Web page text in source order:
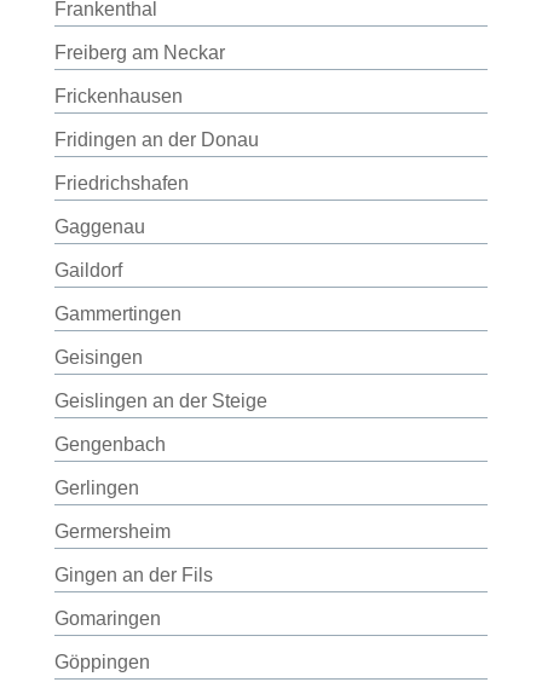
Frankenthal
Freiberg am Neckar
Frickenhausen
Fridingen an der Donau
Friedrichshafen
Gaggenau
Gaildorf
Gammertingen
Geisingen
Geislingen an der Steige
Gengenbach
Gerlingen
Germersheim
Gingen an der Fils
Gomaringen
Göppingen